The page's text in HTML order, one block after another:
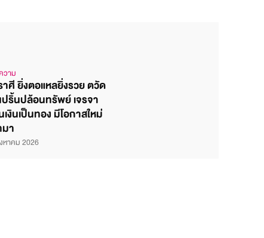
วาม
าศี ยิ่งตอแหลยิ่งรวย ตวัด
ริ้นปล้อนทรัพย์ เจรจา
เงินเป็นทอง มีโอกาสใหม่
มา
หาคม 2026